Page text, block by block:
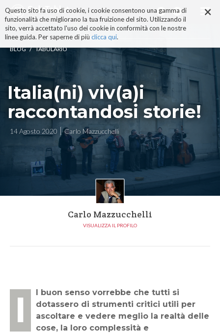
×
Questo sito fa uso di cookie, i cookie consentono una gamma di
funzionalità che migliorano la tua fruizione del sito. Utilizzando il
sito, verrà accettato l'uso dei cookie in conformità con le nostre
linee guida. Per saperne di più clicca qui.
ai
contenuti.
|
alla
navigazione
BLOG / TABULARIO
Italia(ni) viv(a)i
raccontandosi storie!
14 Agosto 2020 Carlo Mazzucchelli
Carlo Mazzucchelli
VISUALIZZA IL PROFILO
Il buon senso vorrebbe che tutti si
dotassero di strumenti critici utili per
ascoltare e vedere meglio la realtà delle
cose, la loro complessità e